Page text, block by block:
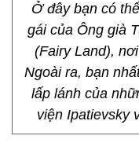
Ở đây bạn có
gái của Ông già
(Fairy Land),
Ngoài ra, bạn
lấp lánh của
viện Ipatievsky